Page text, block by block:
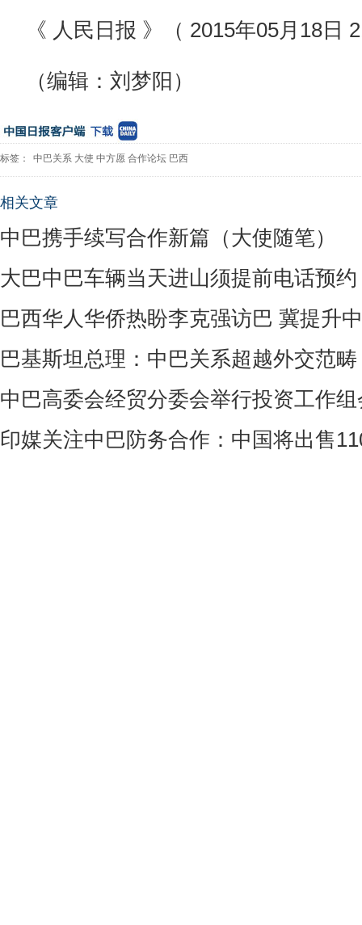
《 人民日报 》（ 2015年05月18日
（编辑：刘梦阳）
标签： 中巴关系 大使 中方愿 合作论坛 巴西
相关文章
中巴携手续写合作新篇（大使随笔）
大巴中巴车辆当天进山须提前电话预约
巴西华人华侨热盼李克强访巴 冀提升
巴基斯坦总理：中巴关系超越外交范畴
中巴高委会经贸分委会举行投资工作
印媒关注中巴防务合作：中国将出售